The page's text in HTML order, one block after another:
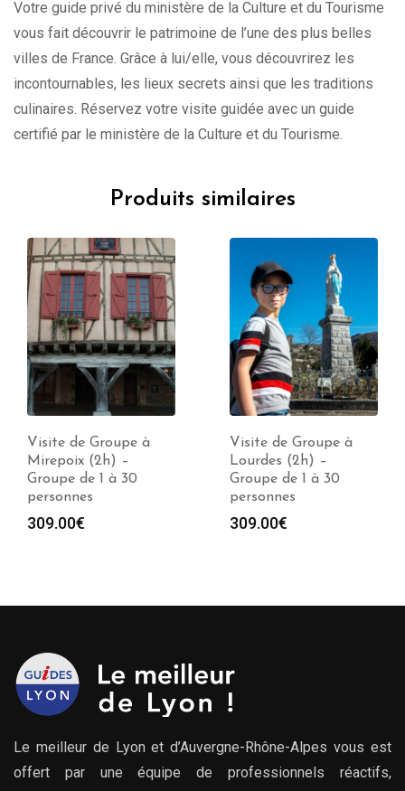
Votre guide privé du ministère de la Culture et du Tourisme
vous fait découvrir le patrimoine de l’une des plus belles
villes de France. Grâce à lui/elle, vous découvrirez les
incontournables, les lieux secrets ainsi que les traditions
culinaires. Réservez votre visite guidée avec un guide
certifié par le ministère de la Culture et du Tourisme.
Produits similaires
Visite de Groupe à
Mirepoix (2h) –
Groupe de 1 à 30
personnes
309.00€
Visite de Groupe à
Lourdes (2h) –
Groupe de 1 à 30
personnes
309.00€
Le meilleur de Lyon et d’Auvergne-Rhône-Alpes vous est
offert par une équipe de professionnels réactifs,